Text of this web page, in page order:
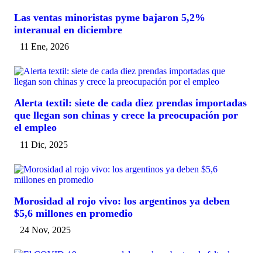
Las ventas minoristas pyme bajaron 5,2%
interanual en diciembre
11 Ene, 2026
Alerta textil: siete de cada diez prendas importadas
que llegan son chinas y crece la preocupación por
el empleo
11 Dic, 2025
Morosidad al rojo vivo: los argentinos ya deben
$5,6 millones en promedio
24 Nov, 2025